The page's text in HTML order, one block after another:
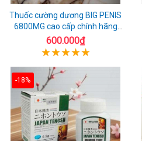
Thuốc cường dương BIG PENIS
6800MG cao cấp chính hãng
USA
600.000₫
-18%